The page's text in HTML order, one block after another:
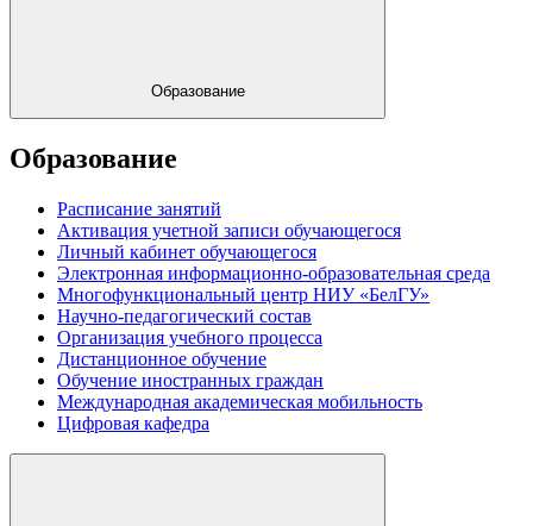
Образование
Образование
Расписание занятий
Активация учетной записи обучающегося
Личный кабинет обучающегося
Электронная информационно-образовательная среда
Многофункциональный центр НИУ «БелГУ»
Научно-педагогический состав
Организация учебного процесса
Дистанционное обучение
Обучение иностранных граждан
Международная академическая мобильность
Цифровая кафедра